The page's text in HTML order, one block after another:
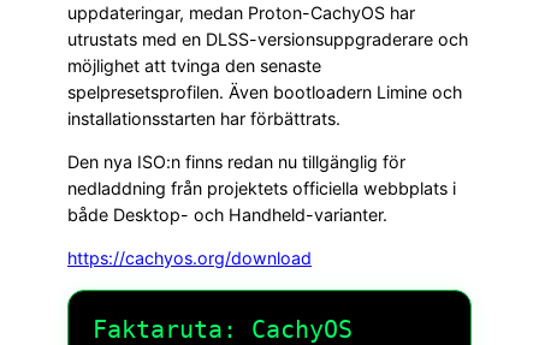
uppdateringar, medan Proton-CachyOS har
utrustats med en DLSS-versionsuppgraderare och
möjlighet att tvinga den senaste
spelpresetsprofilen. Även bootloadern Limine och
installationsstarten har förbättrats.
Den nya ISO:n finns redan nu tillgänglig för
nedladdning från projektets officiella webbplats i
både Desktop- och Handheld-varianter.
https://cachyos.org/download
Faktaruta: CachyOS